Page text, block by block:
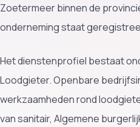
Zoetermeer binnen de
onderneming staat
Het dienstenprofiel bestaat
Loodgieter. Openbare
werkzaamheden rond
van sanitair, Algemene